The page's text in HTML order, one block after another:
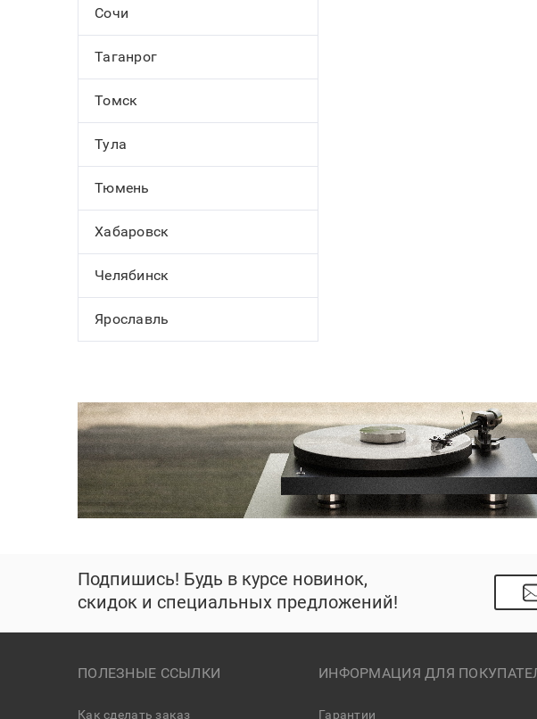
Сочи
Таганрог
Томск
Тула
Тюмень
Хабаровск
Челябинск
Ярославль
Подпишись! Будь в курсе новинок,
скидок и специальных предложений!
ПОЛЕЗНЫЕ ССЫЛКИ
Как сделать заказ
ИНФОРМАЦИЯ ДЛЯ
Гарантии